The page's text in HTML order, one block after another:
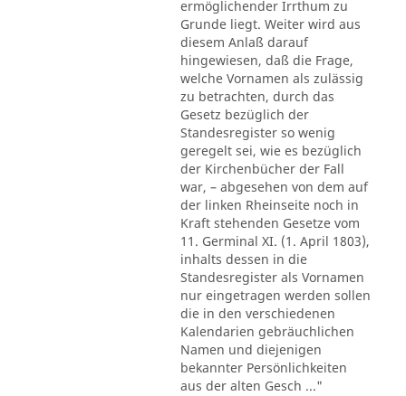
ermöglichender Irrthum zu
Grunde liegt. Weiter wird aus
diesem Anlaß darauf
hingewiesen, daß die Frage,
welche Vornamen als zulässig
zu betrachten, durch das
Gesetz bezüglich der
Standesregister so wenig
geregelt sei, wie es bezüglich
der Kirchenbücher der Fall
war, – abgesehen von dem auf
der linken Rheinseite noch in
Kraft stehenden Gesetze vom
11. Germinal XI. (1. April 1803),
inhalts dessen in die
Standesregister als Vornamen
nur eingetragen werden sollen
die in den verschiedenen
Kalendarien gebräuchlichen
Namen und diejenigen
bekannter Persönlichkeiten
aus der alten Gesch ..."